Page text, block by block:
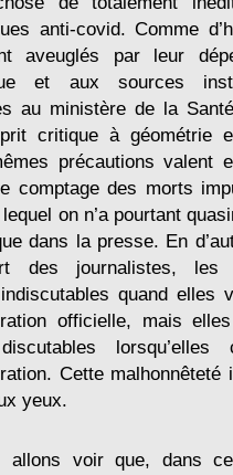
anti-covid. Comme
aveuglés par leur
et aux sources
au ministère de la
critique à géométrie
précautions valent
comptage des morts
on n’a pourtant
dans la presse. En
des journalistes, les
quand elles
officielle, mais elles
lorsqu’elles
Cette malhonnêteté
yeux.
allons voir que, dans